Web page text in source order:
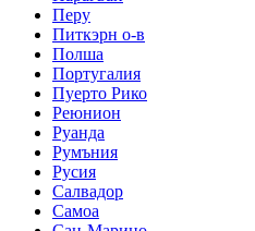
Перу
Питкэрн о-в
Полша
Португалия
Пуерто Рико
Реюнион
Руанда
Румъния
Русия
Салвадор
Самоа